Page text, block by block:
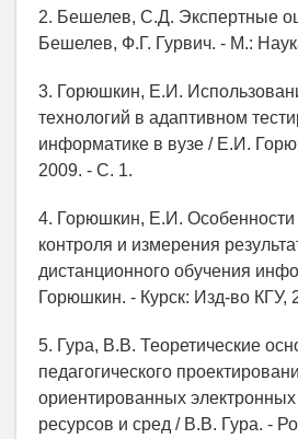
2. Бешелев, С.Д. Экспертные
Бешелев, Ф.Г. Гурвич. - М.:
3. Горюшкин, Е.И.
технологий в адаптивном
информатике в вузе / Е.И.
2009. - С. 1.
4. Горюшкин, Е.И. Особенности
контроля и измерения
дистанционного обучения
Горюшкин. - Курск: Изд-во КГУ,
5. Гура, В.В. Теоретические
педагогического
ориентированных
ресурсов и сред / В.В. Гура. -